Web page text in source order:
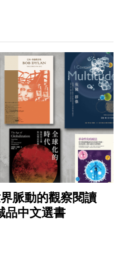
脈動的觀察閱讀
品中文選書